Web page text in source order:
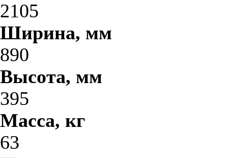
2105
Ширина, мм
890
Высота, мм
395
Масса, кг
63